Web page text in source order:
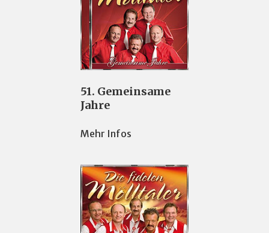
51. Gemeinsame
Jahre
Mehr Infos